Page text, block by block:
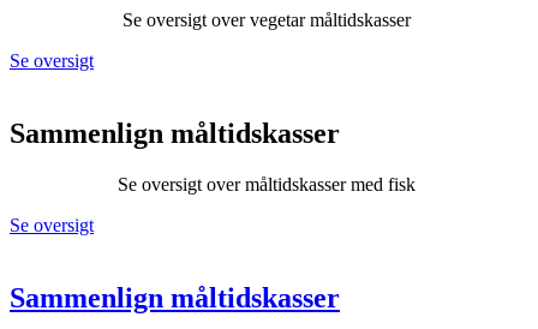
Se oversigt over vegetar måltidskasser
Se oversigt
Sammenlign måltidskasser
Se oversigt over måltidskasser med fisk
Se oversigt
Sammenlign måltidskasser